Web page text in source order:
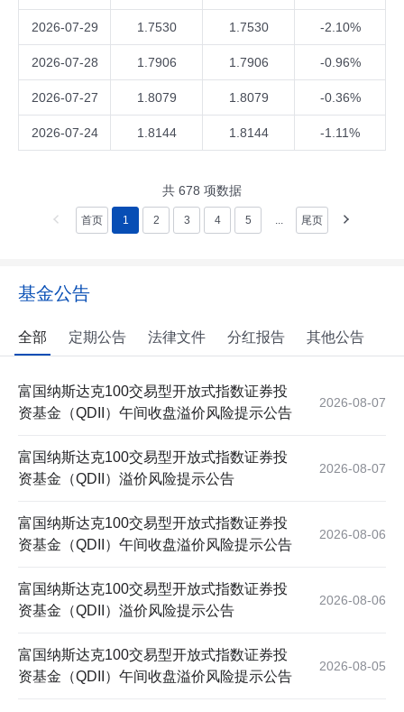
2026-07-29 1.7530 1.7530 -2.10%
2026-07-28 1.7906 1.7906 -0.96%
2026-07-27 1.8079 1.8079 -0.36%
2026-07-24 1.8144 1.8144 -1.11%
共 678 项数据
首页 1 2 3 4 5 ... 尾页
基金公告
全部 定期公告 法律文件 分红报告 其他公告
富国纳斯达克100交易型开放式指数证券投
资基金（QDII）午间收盘溢价风险提示公告
2026-08-07
富国纳斯达克100交易型开放式指数证券投
资基金（QDII）溢价风险提示公告
2026-08-07
富国纳斯达克100交易型开放式指数证券投
资基金（QDII）午间收盘溢价风险提示公告
2026-08-06
富国纳斯达克100交易型开放式指数证券投
资基金（QDII）溢价风险提示公告
2026-08-06
富国纳斯达克100交易型开放式指数证券投
资基金（QDII）午间收盘溢价风险提示公告
2026-08-05